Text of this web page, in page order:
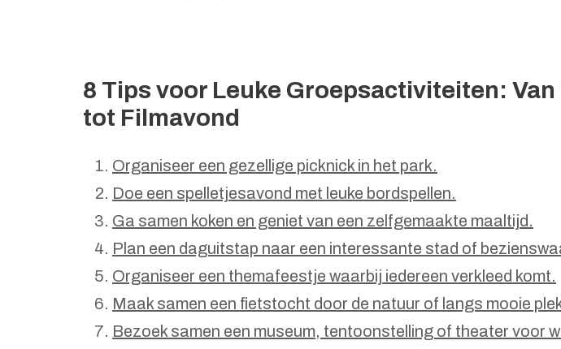
8 Tips voor Leuke Groepsactiviteiten:
tot Filmavond
Organiseer een gezellige picknick in het park.
Doe een spelletjesavond met leuke bordspellen.
Ga samen koken en geniet van een zelfgemaakte maaltijd.
Plan een daguitstap naar een interessante stad of
Organiseer een themafeestje waarbij iedereen verkleed komt.
Maak samen een fietstocht door de natuur of langs mooie
Bezoek samen een museum, tentoonstelling of theater voor